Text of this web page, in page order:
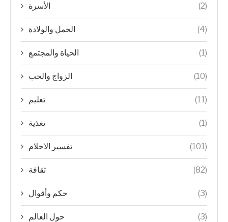
الأسرة (2)
الحمل والولادة (4)
الحياة والمجتمع (1)
الزواج والحب (10)
تعليم (11)
تغذية (1)
تفسير الاحلام (101)
ثقافة (82)
حكم وأقوال (3)
حول العالم (3)